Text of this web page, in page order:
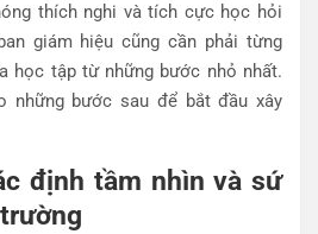
thích nghi và tích cực học hỏi
giám hiệu cũng cần phải từng
học tập từ những bước nhỏ nhất.
những bước sau để bắt đầu xây
định tầm nhìn và sứ